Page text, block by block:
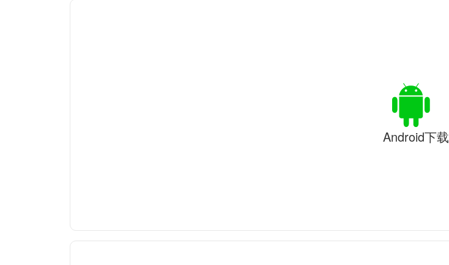
Android下载